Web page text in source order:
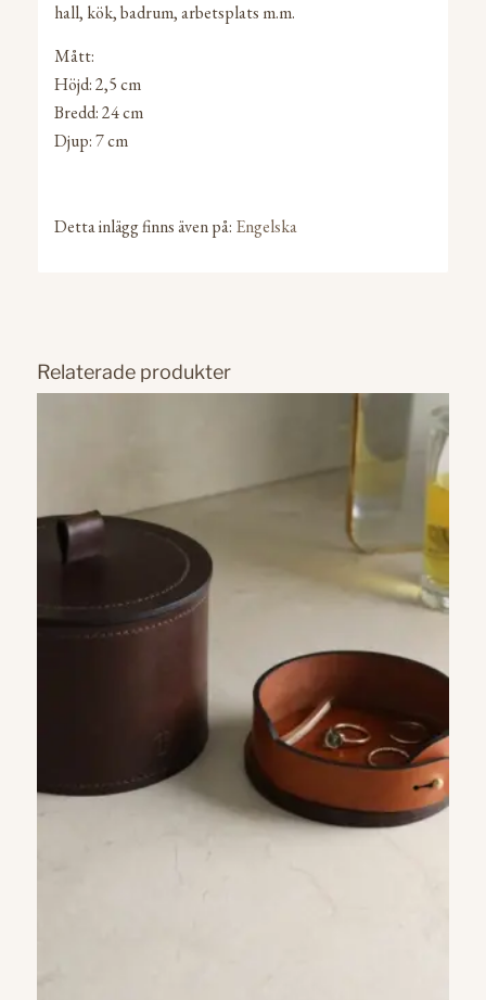
hall, kök, badrum, arbetsplats m.m.
Mått:
Höjd: 2,5 cm
Bredd: 24 cm
Djup: 7 cm
Detta inlägg finns även på: Engelska
Relaterade produkter